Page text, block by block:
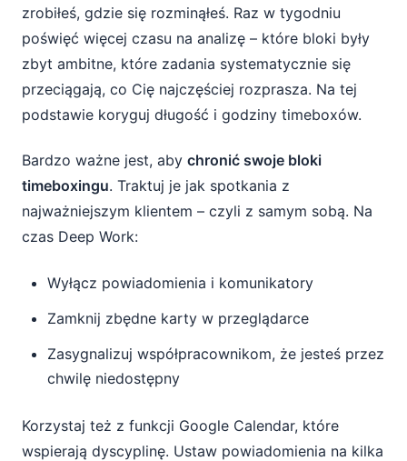
zrobiłeś, gdzie się rozminąłeś. Raz w tygodniu
poświęć więcej czasu na analizę – które bloki były
zbyt ambitne, które zadania systematycznie się
przeciągają, co Cię najczęściej rozprasza. Na tej
podstawie koryguj długość i godziny timeboxów.
Bardzo ważne jest, aby chronić swoje bloki
timeboxingu. Traktuj je jak spotkania z
najważniejszym klientem – czyli z samym sobą. Na
czas Deep Work:
Wyłącz powiadomienia i komunikatory
Zamknij zbędne karty w przeglądarce
Zasygnalizuj współpracownikom, że jesteś przez
chwilę niedostępny
Korzystaj też z funkcji Google Calendar, które
wspierają dyscyplinę. Ustaw powiadomienia na kilka